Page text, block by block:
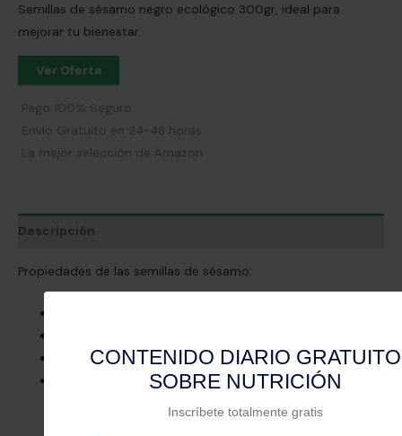
Semillas de sésamo negro ecológico 300gr, ideal para
mejorar tu bienestar.
Ver Oferta
Pago 100% Seguro
Envío Gratuito en 24-48 horas
La mejor selección de Amazon
Descripción
Propiedades de las semillas de sésamo:
Propiedades fungicidas
Prensado en frío